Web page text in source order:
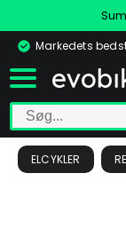
Markedets
ELCYKLER